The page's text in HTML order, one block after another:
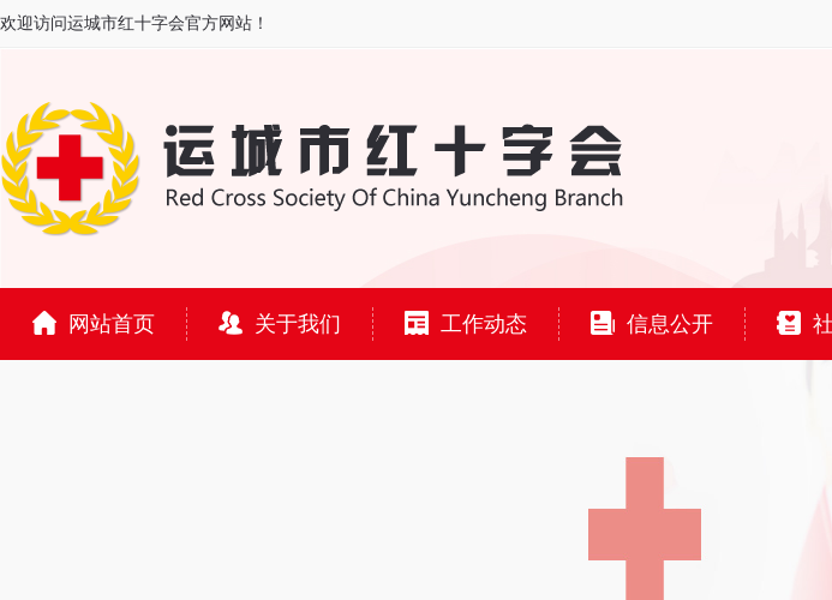
欢迎访问运城市红十字会官方网站！
网站首页 关于我们 工作动态 信息公开